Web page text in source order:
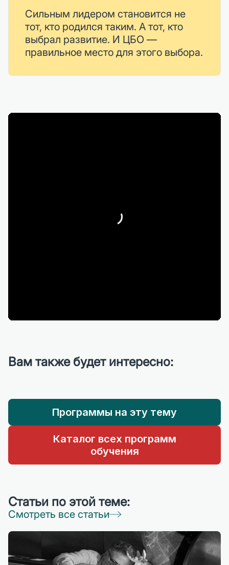
Сильным лидером становится не
тот, кто родился таким. А тот, кто
выбрал развитие. И ЦБО —
правильное место для этого выбора.
Вам также будет интересно:
Программы на эту тему
Каталог всех программ
обучения
Статьи по этой теме:
Смотреть все статьи